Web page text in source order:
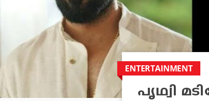
ENTERTAINMENT
പൃഥ്വി